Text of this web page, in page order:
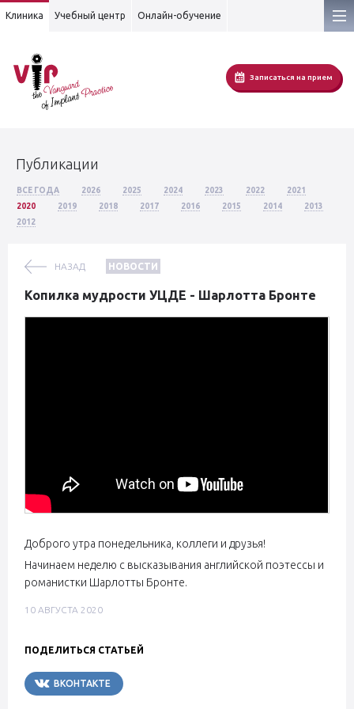
Клиника Учебный центр Онлайн-обучение
Записаться на прием
Публикации
ВСЕ ГОДА 2026 2025 2024 2023 2022
2021
2020
2019 2018 2017 2016 2015 2014
2013
2012
НАЗАД НОВОСТИ
Копилка мудрости УЦДЕ - Шарлотта Бронте
Доброго утра понедельника, коллеги и друзья!
Начинаем неделю с высказывания английской поэтессы и
романистки Шарлотты Бронте.
10 АВГУСТА 2020
ПОДЕЛИТЬСЯ СТАТЬЕЙ
ВКОНТАКТЕ